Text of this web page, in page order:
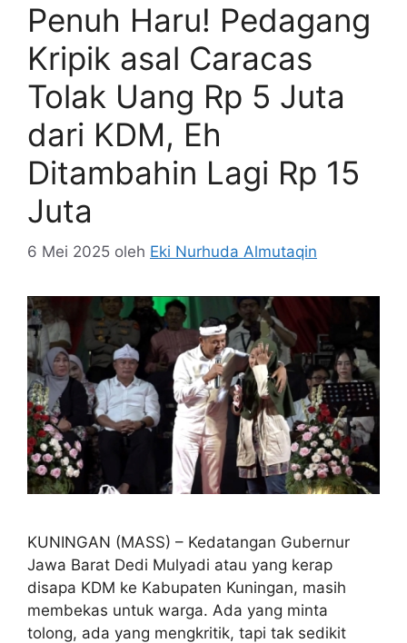
Penuh Haru! Pedagang
Kripik asal Caracas
Tolak Uang Rp 5 Juta
dari KDM, Eh
Ditambahin Lagi Rp 15
Juta
6 Mei 2025 oleh Eki Nurhuda Almutaqin
KUNINGAN (MASS) – Kedatangan Gubernur
Jawa Barat Dedi Mulyadi atau yang kerap
disapa KDM ke Kabupaten Kuningan, masih
membekas untuk warga. Ada yang minta
tolong, ada yang mengkritik, tapi tak sedikit